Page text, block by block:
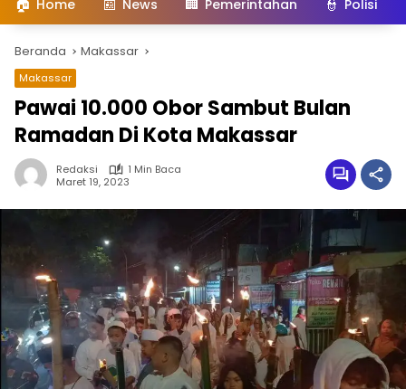
🏠 Home 📰 News 🏢 Pemerintahan 👮 Polisi
Beranda Makassar
Makassar
Pawai 10.000 Obor Sambut Bulan
Ramadan Di Kota Makassar
Redaksi
1 Min Baca
Maret 19, 2023